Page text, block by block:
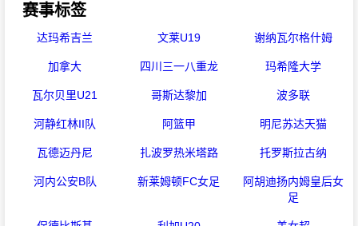
赛事标签
达玛希吉兰 文莱U19 谢纳瓦尔格什姆
加拿大 四川三一八重龙 玛希隆大学
瓦尔贝里U21 哥斯达黎加 波多联
河静红林II队 阿篮甲 明尼苏达天猫
瓦德迈丹尼 扎波罗热米塔路 托罗斯拉古纳
河内公安B队 新莱姆顿FC女足
阿胡迪扬内姆皇后女
足